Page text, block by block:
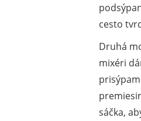
cesto
Druhá
mixéri
sáčka,